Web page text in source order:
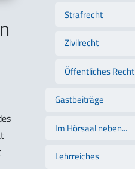
Strafrecht
Zivilrecht
Öffentliches Recht
Gastbeiträge
Im Hörsaal neben...
Lehrreiches